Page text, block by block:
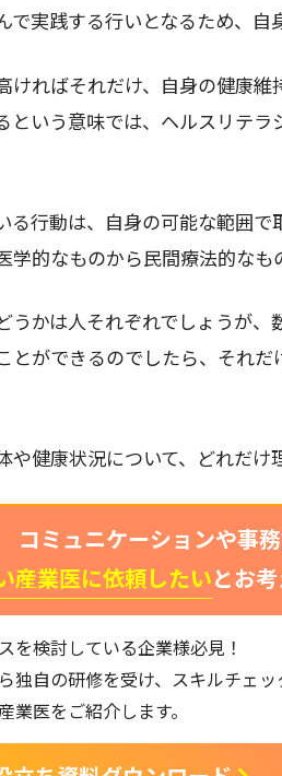
で実践する行いとなるため、自
ければそれだけ、自身の健康
という意味では、ヘルスリテ
る行動は、自身の可能な範囲
学的なものから民間療法的なも
うかは人それぞれでしょうが
とができるのでしたら、それ
や健康状況について、どれだけ
コミュニケーションや事
産業医に依頼したいとお
を検討している企業様必見！
独自の研修を受け、スキルチェッ
業医をご紹介します。